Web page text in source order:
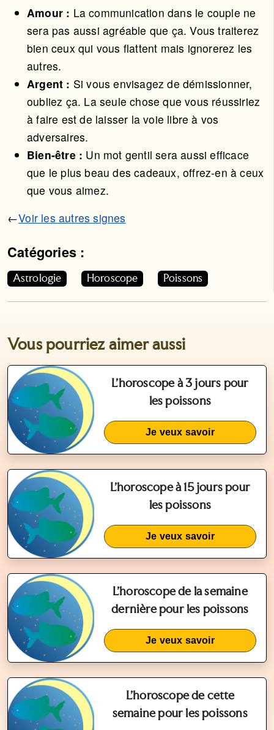
Amour : La communication dans le couple ne
sera pas aussi agréable que ça. Vous traiterez
bien ceux qui vous flattent mais ignorerez les
autres.
Argent : Si vous envisagez de démissionner,
oubliez ça. La seule chose que vous réussiriez
à faire est de laisser la voie libre à vos
adversaires.
Bien-être : Un mot gentil sera aussi efficace
que le plus beau des cadeaux, offrez-en à ceux
que vous aimez.
←Voir les autres signes
Catégories :
Cet article appartient aux catégories suivantes. Vous
Astrologie Horoscope Poissons
Vous pourriez aimer aussi
L'horoscope à 3 jours pour
les poissons
Je veux savoir
L'horoscope à 15 jours pour
les poissons
Je veux savoir
L'horoscope de la semaine
dernière pour les poissons
Je veux savoir
L'horoscope de cette
semaine pour les poissons